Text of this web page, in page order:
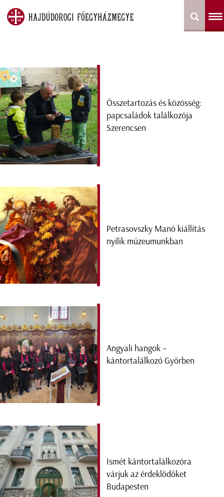
Összetartozás és közösség:
papcsaládok találkozója
Szerencsen
Petrasovszky Manó kiállítás
nyílik múzeumunkban
Angyali hangok –
kántortalálkozó Győrben
Ismét kántortalálkozóra
várjuk az érdeklődőket
Budapesten